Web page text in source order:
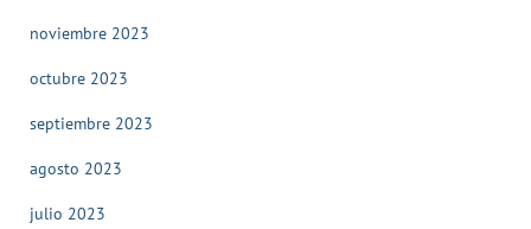
noviembre 2023
octubre 2023
septiembre 2023
agosto 2023
julio 2023